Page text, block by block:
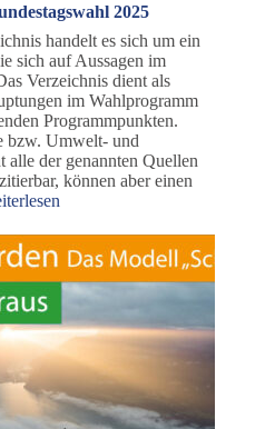
einen
neuen
Bundesvorstand
–
auch
eine
Würzburgerin
ist
mit
dabei
2025
handelt es sich um ein
sich auf Aussagen im
Verzeichnis dient als
im Wahlprogramm
Programmpunkten.
bzw. Umwelt- und
der genannten Quellen
können aber einen